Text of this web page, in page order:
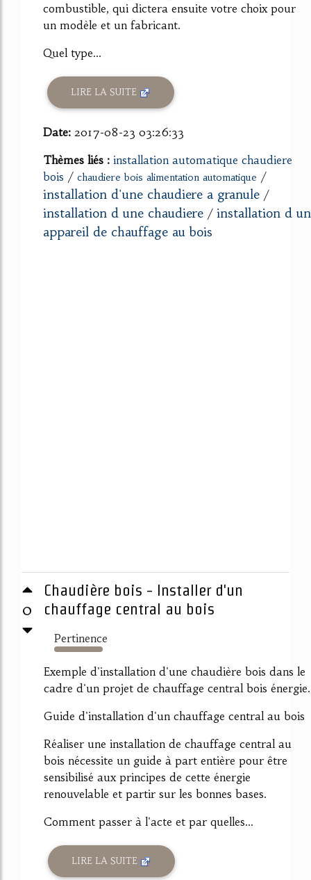
combustible, qui dictera ensuite votre choix pour
un modèle et un fabricant.
Quel type...
LIRE LA SUITE
Date: 2017-08-23 03:26:33
Thèmes liés : installation automatique chaudiere
bois / chaudiere bois alimentation automatique /
installation d'une chaudiere a granule /
installation d une chaudiere / installation d un
appareil de chauffage au bois
0
Chaudière bois - Installer d'un
chauffage central au bois
Pertinence
5172%
Exemple d'installation d'une chaudière bois dans le
cadre d'un projet de chauffage central bois énergie.
Guide d'installation d'un chauffage central au bois
Réaliser une installation de chauffage central au
bois nécessite un guide à part entière pour être
sensibilisé aux principes de cette énergie
renouvelable et partir sur les bonnes bases.
Comment passer à l'acte et par quelles...
LIRE LA SUITE